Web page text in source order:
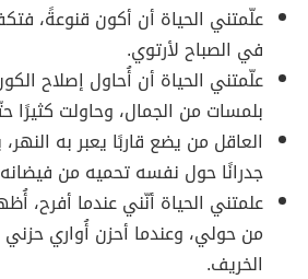
علّمتني الحياة أن أكون قنوعةً،
في الصباح لأرتوي.
علّمتني الحياة أن أُحاول إصلاح
بلمسات من الجمال، وحاولت كثيرًا
العاقل من يضع قاربًا يعبر به
جدرانًا حول نفسه تحميه من
علمتني الحياة أنّني عندما أفرح،
من حولي، وعندما أحزن أُواري حزني
الخريف.